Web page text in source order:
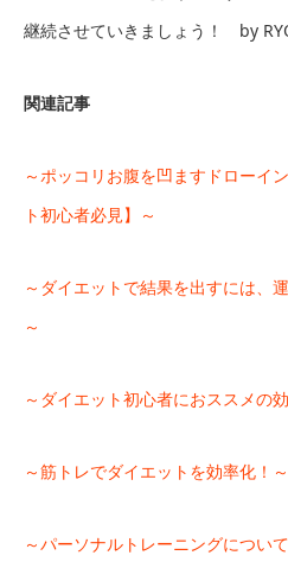
継続させていきましょう！ by
関連記事
～ポッコリお腹を凹ますドローイ
ト初心者必見】～
～ダイエットで結果を出すには、
～
～ダイエット初心者におススメの
～筋トレでダイエットを効率化！～
～パーソナルトレーニングについ